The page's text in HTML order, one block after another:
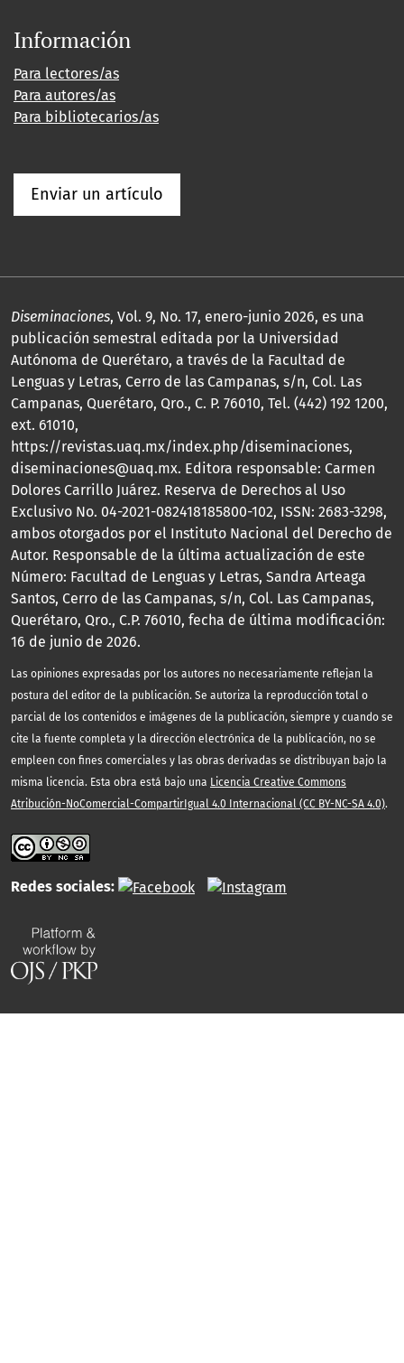
Información
Para lectores/as
Para autores/as
Para bibliotecarios/as
Enviar un artículo
Diseminaciones, Vol. 9, No. 17, enero-junio 2026, es una
publicación semestral editada por la Universidad
Autónoma de Querétaro, a través de la Facultad de
Lenguas y Letras, Cerro de las Campanas, s/n, Col. Las
Campanas, Querétaro, Qro., C. P. 76010, Tel. (442) 192 1200,
ext. 61010,
https://revistas.uaq.mx/index.php/diseminaciones,
diseminaciones@uaq.mx. Editora responsable: Carmen
Dolores Carrillo Juárez. Reserva de Derechos al Uso
Exclusivo No. 04-2021-082418185800-102, ISSN: 2683-3298,
ambos otorgados por el Instituto Nacional del Derecho de
Autor. Responsable de la última actualización de este
Número: Facultad de Lenguas y Letras, Sandra Arteaga
Santos, Cerro de las Campanas, s/n, Col. Las Campanas,
Querétaro, Qro., C.P. 76010, fecha de última modificación:
16 de junio de 2026.
Las opiniones expresadas por los autores no necesariamente reflejan la
postura del editor de la publicación. Se autoriza la reproducción total o
parcial de los contenidos e imágenes de la publicación, siempre y cuando se
cite la fuente completa y la dirección electrónica de la publicación, no se
empleen con fines comerciales y las obras derivadas se distribuyan bajo la
misma licencia. Esta obra está bajo una Licencia Creative Commons
Atribución-NoComercial-CompartirIgual 4.0 Internacional (CC BY-NC-SA 4.0).
Redes sociales: